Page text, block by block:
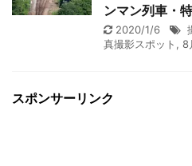
ンマン列車・
2020/1/6
真撮影スポット , 8
スポンサーリンク